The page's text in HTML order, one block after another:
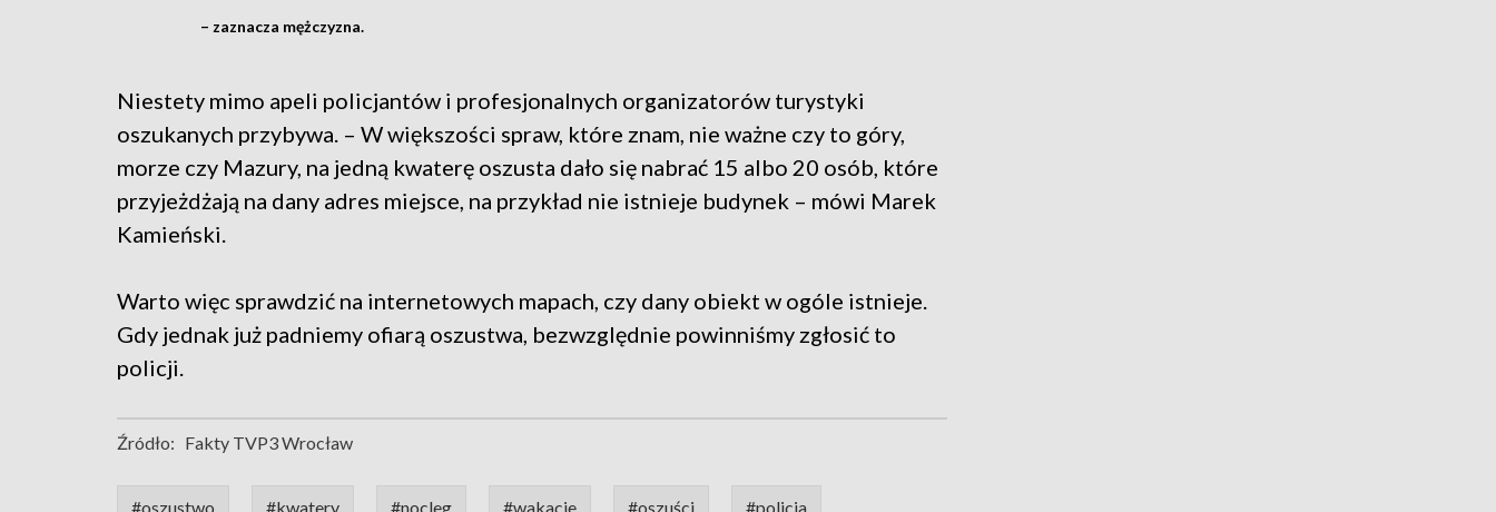
– zaznacza mężczyzna.
Niestety mimo apeli policjantów i profesjonalnych organizatorów turystyki
oszukanych przybywa. – W większości spraw, które znam, nie ważne czy to góry,
morze czy Mazury, na jedną kwaterę oszusta dało się nabrać 15 albo 20 osób, które
przyjeżdżają na dany adres miejsce, na przykład nie istnieje budynek – mówi Marek
Kamieński.
Warto więc sprawdzić na internetowych mapach, czy dany obiekt w ogóle istnieje.
Gdy jednak już padniemy ofiarą oszustwa, bezwzględnie powinniśmy zgłosić to
policji.
Źródło: Fakty TVP3 Wrocław
#oszustwo #kwatery #nocleg #wakacje #oszuści #policja